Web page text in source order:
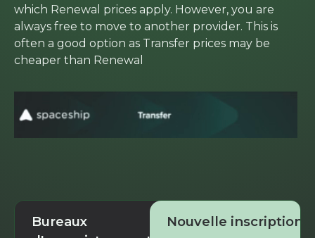
which Renewal prices apply. However, you are
always free to move to another provider. This is
often a good option as Transfer prices may be
cheaper than Renewal
Bureaux
Nouvelle inscription